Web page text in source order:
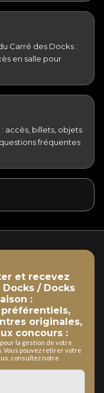
Carré des Docks :
en salle pour
accès, billets, objets
fréquentes
et recevez
/ Docks
:
originales,
concours :
la gestion de votre
Vous pouvez retirer votre
consultez notre